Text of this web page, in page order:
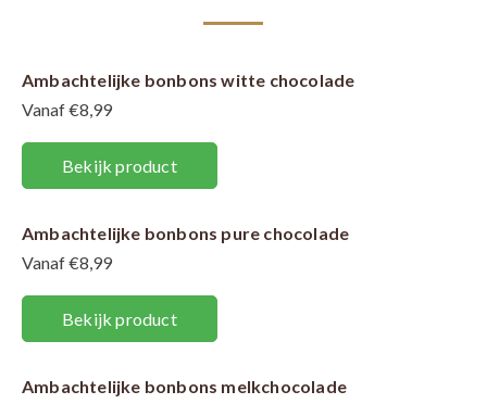
Ambachtelijke bonbons witte chocolade
Vanaf €8,99
Bekijk product
Ambachtelijke bonbons pure chocolade
Vanaf €8,99
Bekijk product
Ambachtelijke bonbons melkchocolade